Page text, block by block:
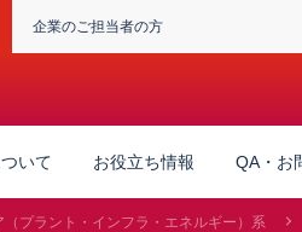
企業のご担当者の方
いて お役立ち情報 QA・お
（プラント・インフラ・エネルギー）系